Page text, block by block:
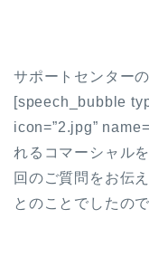
サポートセンター
[speech_bubble
icon=”2.jpg”
れるコマーシャル
回のご質問をお伝
とのことでしたの